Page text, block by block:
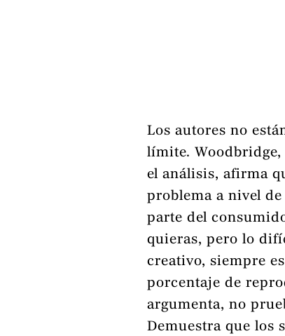
Los autores no
límite.
el análisis, afirma
problema a nivel
parte del
quieras, pero lo
creativo, siempre
porcentaje de
argumenta, no
Demuestra que los